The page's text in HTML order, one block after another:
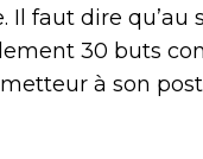
Il faut dire
30 buts
à son